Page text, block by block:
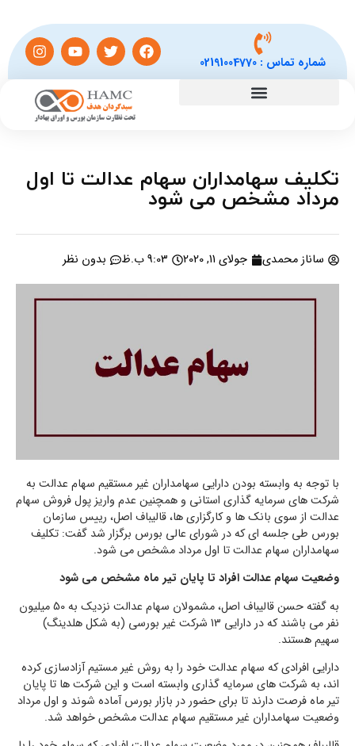
شماره تماس :02191004770
تکلیف سهامداران سهام عدالت تا اول
مرداد مشخص می شود
ساناز محمدی جولای 11, 2020 9:03 ب.ظ بدون نظر
با توجه به وابسته بودن دارایی سهامداران غیر مستقیم سهام عدالت به
شرکت های سرمایه گذاری استانی و همچنین عدم واریز پول فروش سهام
عدالت از سوی بانک ها و کارگزاری ها، قالیباف اصل، رییس سازمان
بورس طی جلسه ای که در شورای عالی بورس برگزار شد گفت: تکلیف
سهامداران سهام عدالت تا اول مرداد مشخص می شود.
وضعیت سهام عدالت افراد تا پایان تیر ماه مشخص می شود
به گفته حسن قالیباف اصل، مشمولان سهام عدالت نزدیک به 50 میلیون
نفر می باشند که در دارایی 13 شرکت غیر بورسی (به شکل هلدینگ)
سهیم هستند.
دارایی افرادی که سهام عدالت خود را به روش غیر مستیم آزادسازی کرده
اند، به شرکت های سرمایه گذاری وابسته است و این شرکت ها تا پایان
تیر ماه فرصت دارند تا برای حضور در بازار بورس آماده شوند و اول مرداد
وضعیت سهامداران غیر مستقیم سهام عدالت مشخص خواهد شد.